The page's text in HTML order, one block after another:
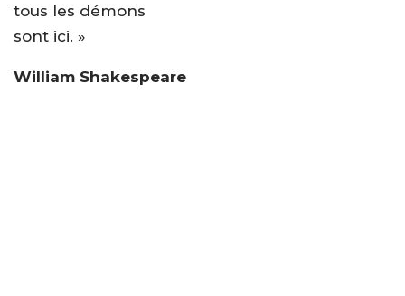
tous les démons
sont ici. »
William Shakespeare